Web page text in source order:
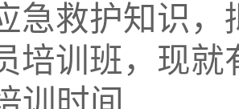
急救护知识，
培训 班 ，现就